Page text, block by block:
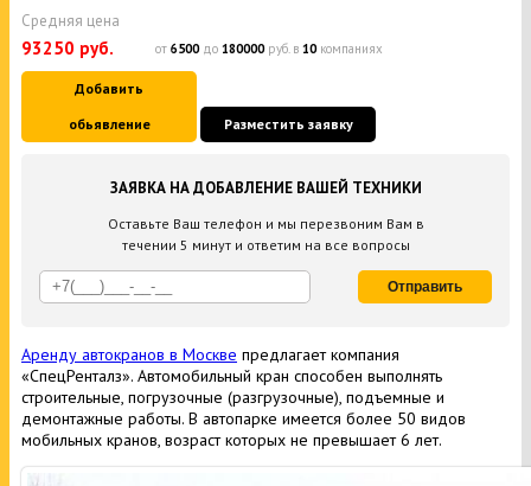
Средняя цена
93250 руб. от 6500до 180000руб. в 10компаниях
Добавить
обьявление
Разместить заявку
ЗАЯВКА НА ДОБАВЛЕНИЕ ВАШЕЙ ТЕХНИКИ
Оставьте Ваш телефон и мы перезвоним Вам в
течении 5 минут и ответим на все вопросы
Отправить
Аренду автокранов в Москве предлагает компания
«СпецРенталз». Автомобильный кран способен выполнять
строительные, погрузочные (разгрузочные), подъемные и
демонтажные работы. В автопарке имеется более 50 видов
мобильных кранов, возраст которых не превышает 6 лет.